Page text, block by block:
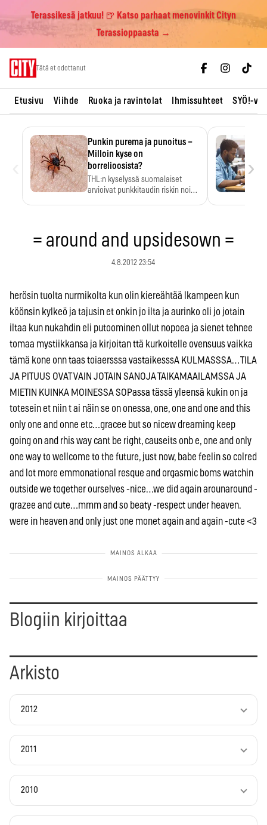
Terassikesä jatkuu! 🍺 Katso parhaat menovinkit Cityn
Terassioppaasta →
Tätä et odottanut
Etusivu Viihde Ruoka ja ravintolat Ihmissuhteet SYÖ!-
Punkin purema ja punoitus –
Milloin kyse on
borrelioosista?
THL:n kyselyssä suomalaiset
arvioivat punkkitaudin riskin noin
›
= around and upsidesown =
4.8.2012 23:54
herösin tuolta nurmikolta kun olin kiereähtää lkampeen kun
köönsin kylkeö ja tajusin et onkin jo ilta ja aurinko oli jo jotain
iltaa kun nukahdin eli putoominen ollut nopoea ja sienet tehnee
tomaa mystiikkansa ja kirjoitan ttä kurkoitelle ovensuus vaikka
tämä kone onn taas toiaersssa vastaikesssA KULMASSSA… TILA
JA PITUUS OVAT VAIN JOTAIN SANOJA TAIKAMAAILAMSSA JA
MIETIN KUINKA MOINESSA SOPassa tässä yleensä kukin on ja
totesein et niin t ai näin se on onessa, one, one and one and this
only one and onne etc…gracee but so nicew dreaming keep
going on and rhis way cant be right, causeits onb e, one and only
one way to wellcome to the future, just now, babe feelin so colred
and lot more emmonational resque and orgasmic boms watchin
outside we together ourselves -nice…we did again arounaround -
grazee and cute…mmm and so beaty -respect under heaven.
were in heaven and only just one monet again and again -cute <3
Blogiin kirjoittaa
Arkisto
2012
2011
2010